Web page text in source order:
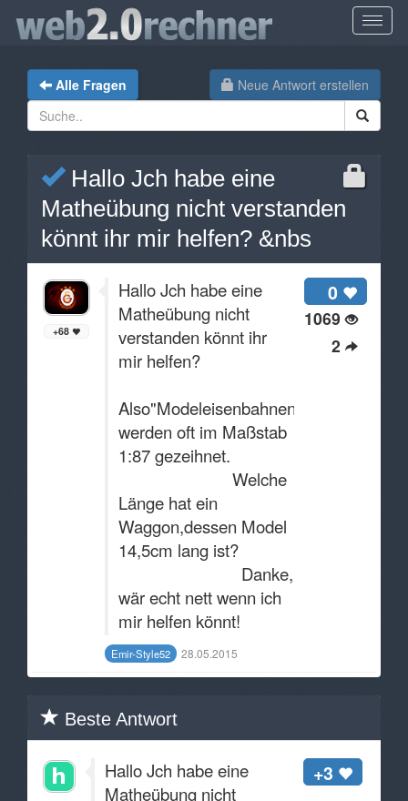
Neue Antwort erstellen
Alle Fragen
Hallo Jch habe eine
Matheübung nicht verstanden
könnt ihr mir helfen? &nbs
0
1069
2
+68
Hallo Jch habe eine
Matheübung nicht
verstanden könnt ihr
mir helfen?
Also"Modeleisenbahnen
werden oft im Maßstab
1:87 gezeihnet.
Welche
Länge hat ein
Waggon,dessen Model
14,5cm lang ist?
Danke,
wär echt nett wenn ich
mir helfen könnt!
Emir-Style52 28.05.2015
Beste Antwort
+3
Hallo Jch habe eine
Matheübung nicht